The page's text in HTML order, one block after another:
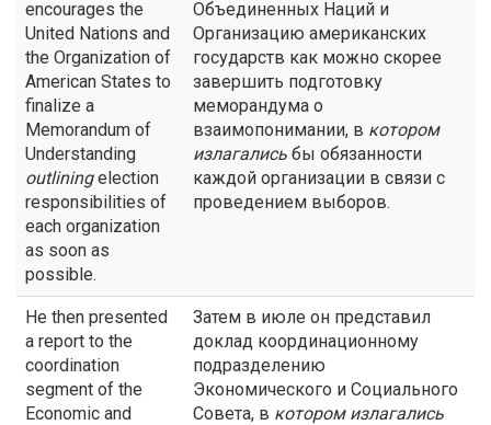
encourages the
United Nations and
the Organization of
American States to
finalize a
Memorandum of
Understanding
outliningelection
responsibilities of
each organization
as soon as
possible.
Объединенных Наций и
Организацию американских
государств как можно скорее
завершить подготовку
меморандума о
взаимопонимании, в котором
излагались бы обязанности
каждой организации в связи с
проведением выборов.
He then presented
a report to the
coordination
segment of the
Economic and
Затем в июле он представил
доклад координационному
подразделению
Экономического и Социального
Совета, в котором излагались